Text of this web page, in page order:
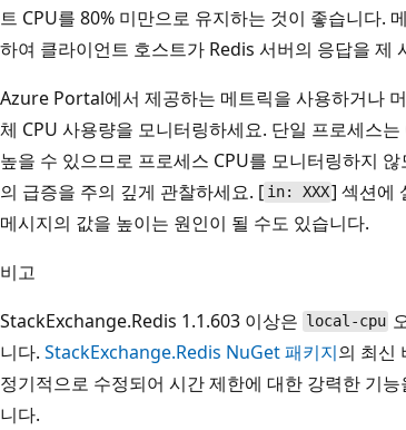
트 CPU를 80% 미만으로 유지하는 것이 좋습니다.
하여 클라이언트 호스트가 Redis 서버의 응답을 제
Azure Portal에서 제공하는 메트릭을 사용하거나
체 CPU 사용량을 모니터링하세요. 단일 프로세스
높을 수 있으므로 프로세스 CPU를 모니터링하지
의 급증을 주의 깊게 관찰하세요. [ in: XXX] 섹션에
메시지의 값을 높이는 원인이 될 수도 있습니다.
비고
StackExchange.Redis 1.1.603 이상은 local-cpu
니다. StackExchange.Redis NuGet 패키지의 최신
정기적으로 수정되어 시간 제한에 대한 강력한 기
니다.